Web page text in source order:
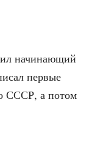
начи­на­ю­щий
пер­вые
СССР, а потом